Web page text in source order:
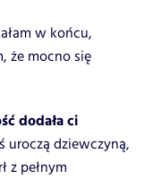
w końcu,
że mocno się
dodała ci
uroczą dziewczyną,
z pełnym